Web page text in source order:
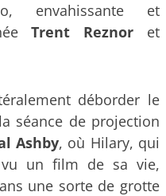
envahissante et
Trent Reznor et
déborder le
séance de projection
Ashby, où Hilary, qui
vu un film de sa vie,
une sorte de grotte